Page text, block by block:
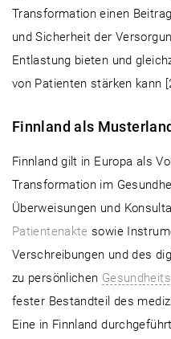
Transformation einen
und Sicherheit der
Entlastung bieten und
von Patienten stärken kann
Finnland als
Finnland gilt in Europa als
Transformation im
Überweisungen und
Patientenakte sowie
Verschreibungen und des
zu persönlichen
fester Bestandteil des
Eine in Finnland